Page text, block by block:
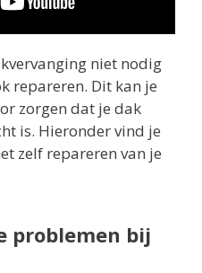
niet nodig
repareren. Dit kan je
zorgen dat je dak
is. Hieronder vind je
zelf repareren van je
problemen bij